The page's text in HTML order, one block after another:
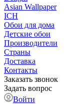
Asian Wallpaper
ICH
Обои для дома
Детские обои
Производители
Страны
Доставка
Контакты
Заказать звонок
Задать вопрос
Войти